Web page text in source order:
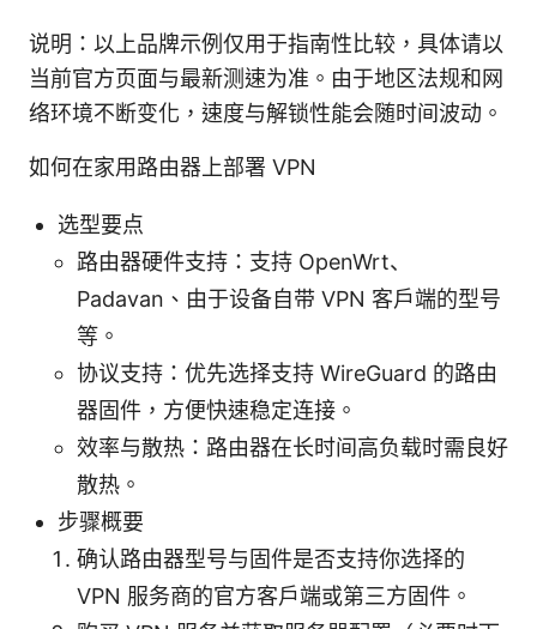
说明：以上品牌示例仅用于指南性比较，具体请以
当前官方页面与最新测速为准。由于地区法规和网
络环境不断变化，速度与解锁性能会随时间波动。
如何在家用路由器上部署 VPN
选型要点
路由器硬件支持：支持 OpenWrt、
Padavan、由于设备自带 VPN 客户端的型号
等。
协议支持：优先选择支持 WireGuard 的路由
器固件，方便快速稳定连接。
效率与散热：路由器在长时间高负载时需良好
散热。
步骤概要
确认路由器型号与固件是否支持你选择的
VPN 服务商的官方客户端或第三方固件。